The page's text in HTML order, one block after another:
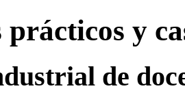
y
de